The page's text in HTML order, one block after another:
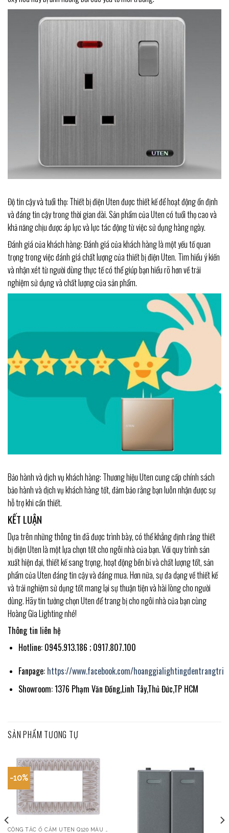
Độ tin cậy và tuổi thọ: Thiết bị điện Uten được thiết kế để hoạt động ổn định
và đáng tin cậy trong thời gian dài. Sản phẩm của Uten có tuổi thọ cao và
khả năng chịu được áp lực và lực tác động từ việc sử dụng hàng ngày.
Đánh giá của khách hàng: Đánh giá của khách hàng là một yếu tố quan
trọng trong việc đánh giá chất lượng của thiết bị điện Uten. Tìm hiểu ý kiến
và nhận xét từ người dùng thực tế có thể giúp bạn hiểu rõ hơn về trải
nghiệm sử dụng và chất lượng của sản phẩm.
Bảo hành và dịch vụ khách hàng: Thương hiệu Uten cung cấp chính sách
bảo hành và dịch vụ khách hàng tốt, đảm bảo rằng bạn luôn nhận được sự
hỗ trợ khi cần thiết.
KẾT LUẬN
Dựa trên những thông tin đã được trình bày, có thể khẳng định rằng thiết
bị điện Uten là một lựa chọn tốt cho ngôi nhà của bạn. Với quy trình sản
xuất hiện đại, thiết kế sang trọng, hoạt động bền bỉ và chất lượng tốt, sản
phẩm của Uten đáng tin cậy và đáng mua. Hơn nữa, sự đa dạng về thiết kế
và trải nghiệm sử dụng tốt mang lại sự thuận tiện và hài lòng cho người
dùng. Hãy tin tưởng chọn Uten để trang bị cho ngôi nhà của bạn cùng
Hoàng Gia Lighting nhé!
Thông tin liên hệ
Hotline: 0945.913.186 ; 0917.807.100
Fanpage: https://www.facebook.com/hoanggialightingdentrangtri
Showroom: 1376 Phạm Văn Đồng,Linh Tây,Thủ Đức,TP HCM
SẢN PHẨM TƯƠNG TỰ
-10%